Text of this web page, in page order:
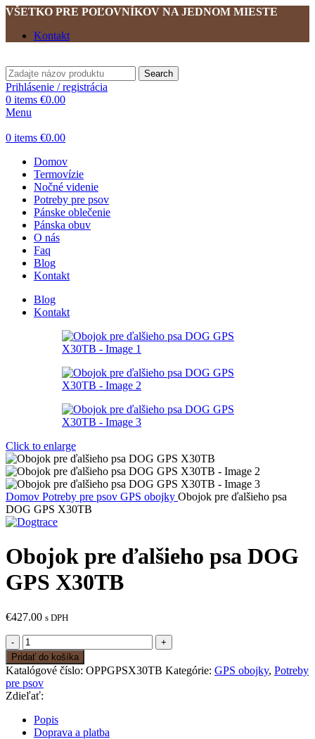
VŠETKO PRE POĽOVNÍKOV NA JEDNOM MIESTE
Kontakt
Search
Prihlásenie / registrácia
0 items €0.00
Menu
0 items €0.00
Domov
Termovízie
Nočné videnie
Potreby pre psov
Pánske oblečenie
Pánska obuv
O nás
Faq
Blog
Kontakt
Blog
Kontakt
Click to enlarge
Domov Potreby pre psov GPS obojky Obojok pre ďalšieho psa
DOG GPS X30TB
Obojok pre ďalšieho psa DOG
GPS X30TB
€427.00 s DPH
množstvo
Obojok
pre
ďalšieho
psa
DOG
GPS
X30TB
Pridať do košíka
Katalógové číslo: OPPGPSX30TB Kategórie: GPS obojky, Potreby
pre psov
Zdieľať:
Popis
Doprava a platba